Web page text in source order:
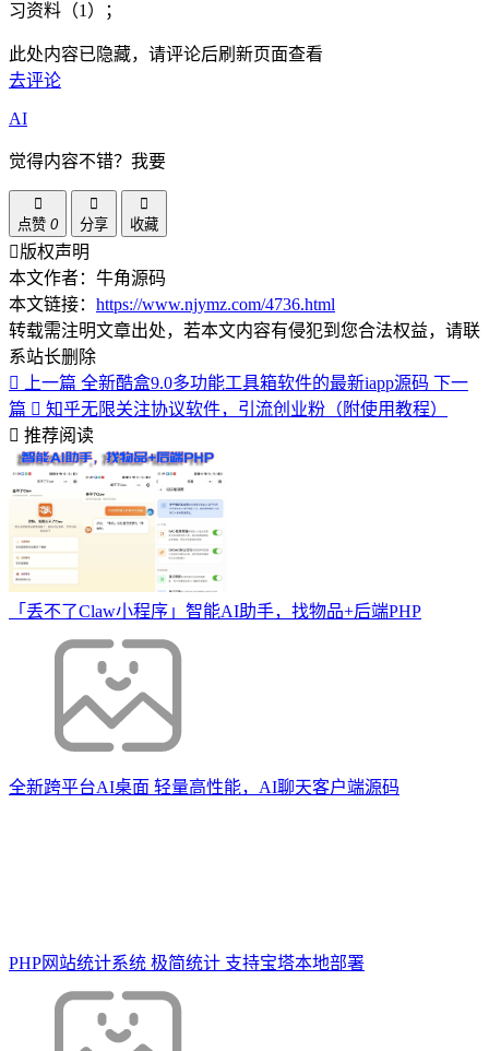
习资料（1）；
此处内容已隐藏，请评论后刷新页面查看
去评论
AI
觉得内容不错？我要
点赞 0 分享 收藏
版权声明
本文作者：牛角源码
本文链接： https://www.njymz.com/4736.html
转载需注明文章出处，若本文内容有侵犯到您合法权益，请联
系站长删除
上一篇 全新酷盒9.0多功能工具箱软件的最新iapp源码 下一
篇
知乎无限关注协议软件，引流创业粉（附使用教程）
推荐阅读
「丢不了Claw小程序」智能AI助手，找物品+后端PHP
全新跨平台AI桌面 轻量高性能，AI聊天客户端源码
PHP网站统计系统 极简统计 支持宝塔本地部署